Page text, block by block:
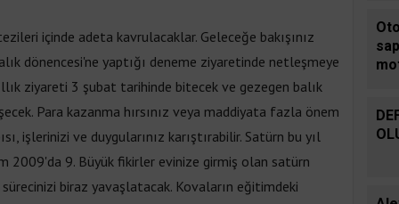
içinde adeta kavrulacaklar. Geleceğe bakışınız
dönencesi'ne yaptığı deneme ziyaretinde netleşmeye
ziyareti 3 şubat tarihinde bitecek ve gezegen balık
Para kazanma hırsınız veya maddiyata fazla önem
işlerinizi ve duygularınız karıştırabilir. Satürn bu yıl
2009'da 9. Büyük fikirler evinize girmiş olan satürn
biraz yavaşlatacak. Kovaların eğitimdeki